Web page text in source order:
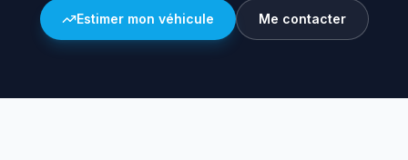
Estimer mon véhicule Me contacter